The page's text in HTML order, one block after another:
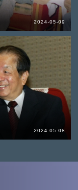
2024-05-09
2024-05-08